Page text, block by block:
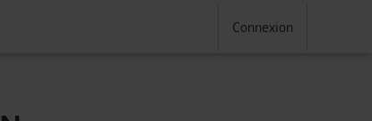
Connexion